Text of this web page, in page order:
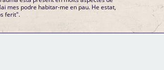
mes podre habitar-me en pau. He estat,
ferit".